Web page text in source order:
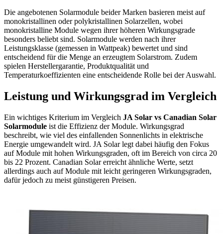
Die angebotenen Solarmodule beider Marken basieren meist auf
monokristallinen oder polykristallinen Solarzellen, wobei
monokristalline Module wegen ihrer höheren Wirkungsgrade
besonders beliebt sind. Solarmodule werden nach ihrer
Leistungsklasse (gemessen in Wattpeak) bewertet und sind
entscheidend für die Menge an erzeugtem Solarstrom. Zudem
spielen Herstellergarantie, Produktqualität und
Temperaturkoeffizienten eine entscheidende Rolle bei der Auswahl.
Leistung und Wirkungsgrad im Vergleich
Ein wichtiges Kriterium im Vergleich JA Solar vs Canadian Solar
Solarmodule ist die Effizienz der Module. Wirkungsgrad
beschreibt, wie viel des einfallenden Sonnenlichts in elektrische
Energie umgewandelt wird. JA Solar legt dabei häufig den Fokus
auf Module mit hohen Wirkungsgraden, oft im Bereich von circa 20
bis 22 Prozent. Canadian Solar erreicht ähnliche Werte, setzt
allerdings auch auf Module mit leicht geringeren Wirkungsgraden,
dafür jedoch zu meist günstigeren Preisen.